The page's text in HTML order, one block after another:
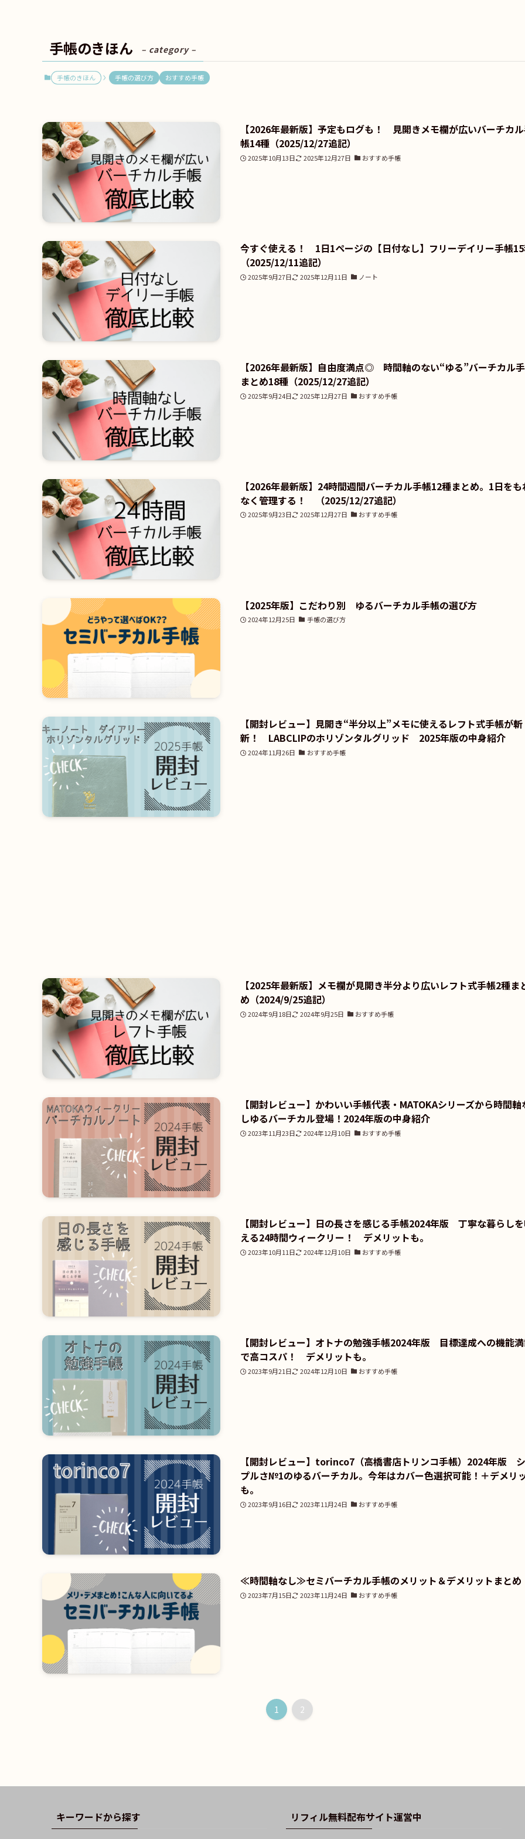
手帳のきほん – category –
手帳のきほん 手帳の選び方 おすすめ手帳
【2026年最新版】予定もログも！ 見開きメモ欄が広いバーチカ
帳14種（2025/12/27追記）
2025年10月13日 2025年12月27日 おすすめ手帳
今すぐ使える！ 1日1ページの【日付なし】フリーデイリー手帳
（2025/12/11追記）
2025年9月27日 2025年12月11日 ノート
【2026年最新版】自由度満点◎ 時間軸のない“ゆる”バーチカル
まとめ18種（2025/12/27追記）
2025年9月24日 2025年12月27日 おすすめ手帳
【2026年最新版】24時間週間バーチカル手帳12種まとめ。1日をも
なく管理する！ （2025/12/27追記）
2025年9月23日 2025年12月27日 おすすめ手帳
【2025年版】こだわり別 ゆるバーチカル手帳の選び方
2024年12月25日 手帳の選び方
【開封レビュー】見開き“半分以上”メモに使えるレフト式手帳が斬
新！ LABCLIPのホリゾンタルグリッド 2025年版の中身紹介
2024年11月26日 おすすめ手帳
【2025年最新版】メモ欄が見開き半分より広いレフト式手帳2種ま
め（2024/9/25追記）
2024年9月18日 2024年9月25日 おすすめ手帳
【開封レビュー】かわいい手帳代表・MATOKAシリーズから時間軸
しゆるバーチカル登場！2024年版の中身紹介
2023年11月23日 2024年12月10日 おすすめ手帳
【開封レビュー】日の長さを感じる手帳2024年版 丁寧な暮らし
える24時間ウィークリー！ デメリットも。
2023年10月11日 2024年12月10日 おすすめ手帳
【開封レビュー】オトナの勉強手帳2024年版 目標達成への機能
で高コスパ！ デメリットも。
2023年9月21日 2024年12月10日 おすすめ手帳
【開封レビュー】torinco7（高橋書店トリンコ手帳）2024年版
プルさ№1のゆるバーチカル。今年はカバー色選択可能！＋デメリ
も。
2023年9月16日 2023年11月24日 おすすめ手帳
≪時間軸なし≫セミバーチカル手帳のメリット＆デメリットまとめ
2023年7月15日 2023年11月24日 おすすめ手帳
1 2
キーワードから探す リフィル無料配布サイト運営中